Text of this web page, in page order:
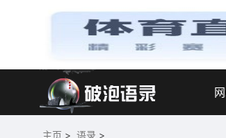
主页 > 语录 >